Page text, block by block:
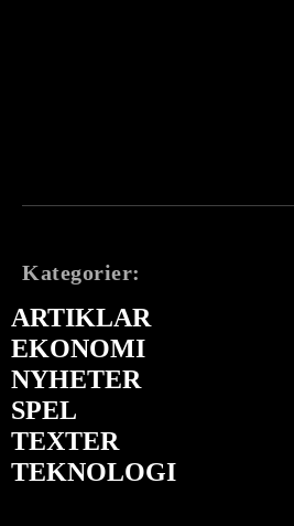
Kategorier:
ARTIKLAR
EKONOMI
NYHETER
SPEL
TEXTER
TEKNOLOGI